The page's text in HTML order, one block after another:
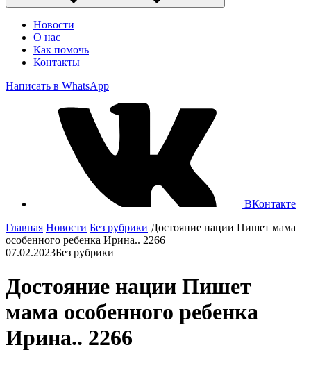
Новости
О нас
Как помочь
Контакты
Написать в WhatsApp
ВКонтакте
Главная Новости Без рубрики Достояние нации Пишет мама
особенного ребенка Ирина.. 2266
07.02.2023Без рубрики
Достояние нации Пишет
мама особенного ребенка
Ирина.. 2266